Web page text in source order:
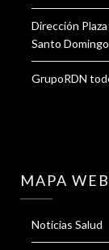
Dirección
Santo
GrupoRDN
MAPA WEB
Noticias Salud